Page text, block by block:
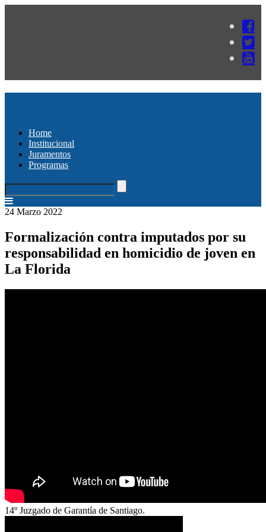
Home
Institucional
Juramentos
Programas
24 Marzo 2022
Formalización contra imputados por su
responsabilidad en homicidio de joven en
La Florida
14º Juzgado de Garantía de Santiago.